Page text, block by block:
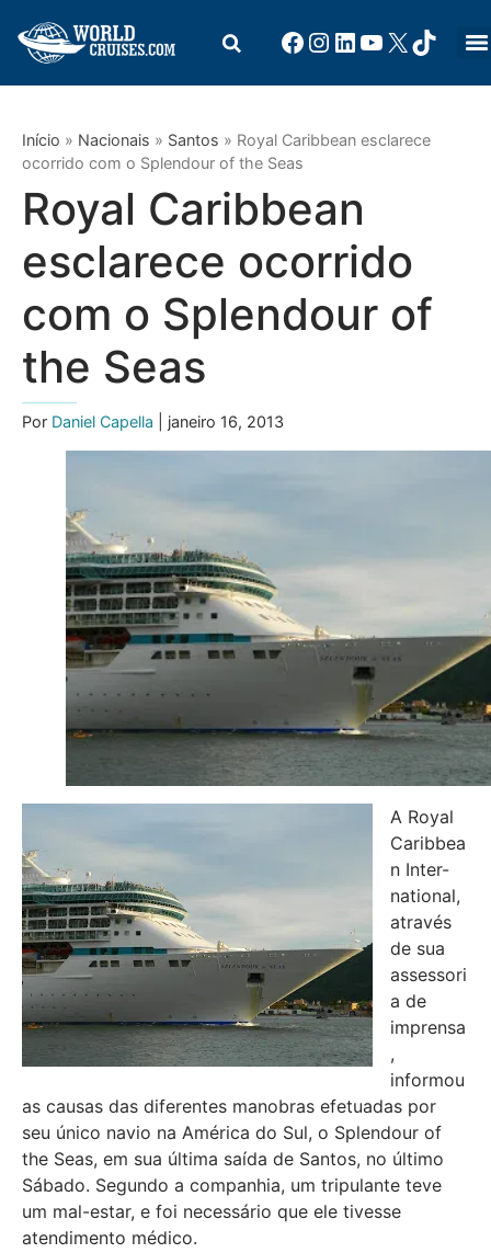
Início » Nacionais » Santos » Royal Caribbean esclarece
ocorrido com o Splendour of the Seas
Royal Caribbean
esclarece ocorrido
com o Splendour of
the Seas
Por Daniel Capella | janeiro 16, 2013
A Royal
Caribbea
n Inter-
national,
através
de sua
assessori
a de
imprensa
,
informou
as causas das diferentes manobras efetuadas por
seu único navio na América do Sul, o Splendour of
the Seas, em sua última saída de Santos, no último
Sábado. Segundo a companhia, um tripulante teve
um mal-estar, e foi necessário que ele tivesse
atendimento médico.